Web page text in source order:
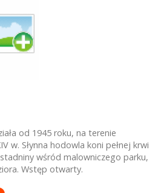
od 1945 roku, na terenie
w. Słynna hodowla koni pełnej krwi
wśród malowniczego parku,
Wstęp otwarty.